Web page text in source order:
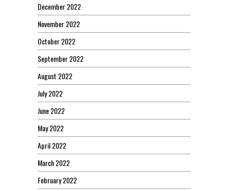
December 2022
November 2022
October 2022
September 2022
August 2022
July 2022
June 2022
May 2022
April 2022
March 2022
February 2022